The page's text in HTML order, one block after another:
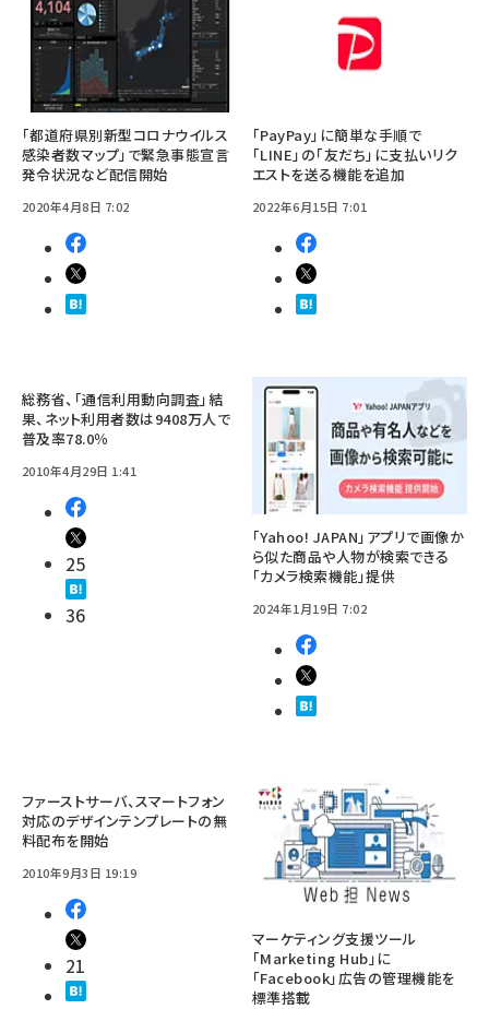
「都道府県別新型コロナウイルス
感染者数マップ」で緊急事態宣言
発令状況など配信開始
2020年4月8日 7:02
「PayPay」に簡単な手順で
「LINE」の「友だち」に支払いリク
エストを送る機能を追加
2022年6月15日 7:01
総務省、「通信利用動向調査」結
果、ネット利用者数は9408万人で
普及率78.0％
2010年4月29日 1:41
25
36
「Yahoo! JAPAN」アプリで画像か
ら似た商品や人物が検索できる
「カメラ検索機能」提供
2024年1月19日 7:02
ファーストサーバ、スマートフォン
対応のデザインテンプレートの無
料配布を開始
2010年9月3日 19:19
21
マーケティング支援ツール
「Marketing Hub」に
「Facebook」広告の管理機能を
標準搭載